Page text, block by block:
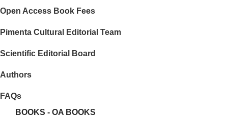
Open Access Book Fees
Pimenta Cultural Editorial Team
Scientific Editorial Board
Authors
FAQs
BOOKS - OA BOOKS